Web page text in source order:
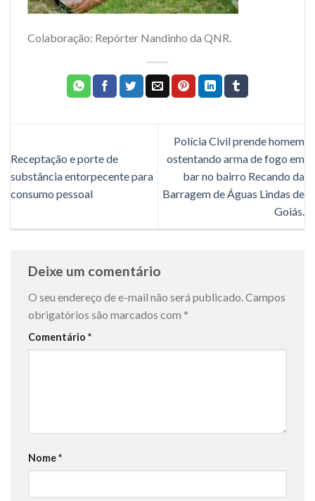
Colaboração: Repórter Nandinho da QNR.
Receptação e porte de
substância entorpecente para
consumo pessoal
Polícia Civil prende homem
ostentando arma de fogo em
bar no bairro Recando da
Barragem de Águas Lindas de
Goiás.
Deixe um comentário
O seu endereço de e-mail não será publicado.Campos
obrigatórios são marcados com *
Comentário *
Nome*